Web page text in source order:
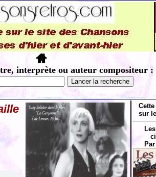
interprète ou auteur compositeur :
sur